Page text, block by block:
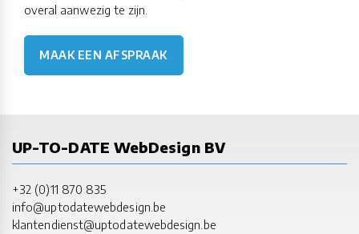
overal aanwezig te zijn.
MAAK EEN AFSPRAAK
UP-TO-DATE WebDesign BV
+32 (0)11 870 835
info@uptodatewebdesign.be
klantendienst@uptodatewebdesign.be